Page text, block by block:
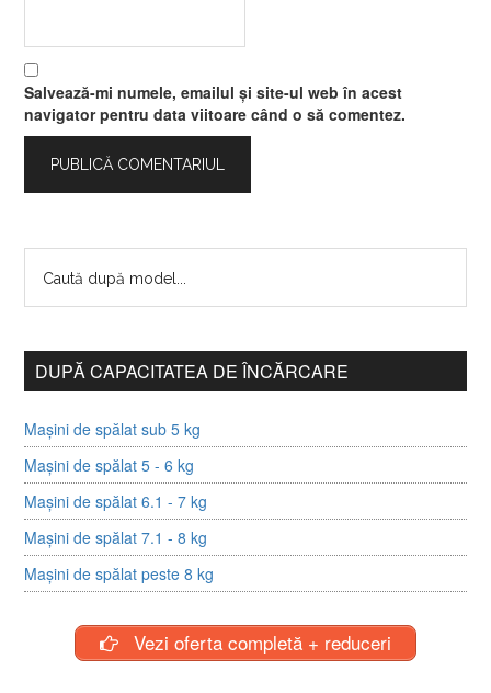
Salvează-mi numele, emailul și site-ul web în acest
navigator pentru data viitoare când o să comentez.
DUPĂ CAPACITATEA DE ÎNCĂRCARE
Mașini de spălat sub 5 kg
Mașini de spălat 5 - 6 kg
Mașini de spălat 6.1 - 7 kg
Mașini de spălat 7.1 - 8 kg
Mașini de spălat peste 8 kg
Vezi oferta completă + reduceri